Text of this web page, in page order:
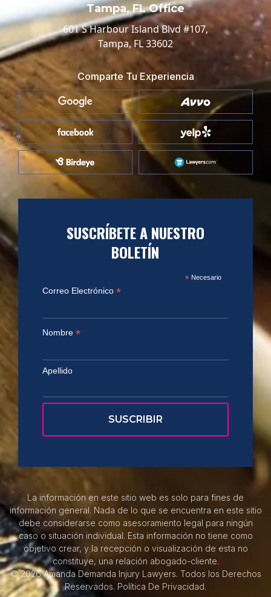
Tampa, FL Office
601 S Harbour Island Blvd #107,
Tampa, FL 33602
Comparte Tu Experiencia
SUSCRÍBETE A NUESTRO
BOLETÍN
*Necesario
Correo Electrónico *
Nombre *
Apellido
La información en este sitio web es solo para fines de
información general. Nada de lo que se encuentra en este sitio
debe considerarse como asesoramiento legal para ningún
caso o situación individual. Esta información no tiene como
objetivo crear, y la recepción o visualización de esta no
constituye, una relación abogado-cliente.
© 2026 Amanda Demanda Injury Lawyers. Todos los Derechos
Reservados. Política De Privacidad.